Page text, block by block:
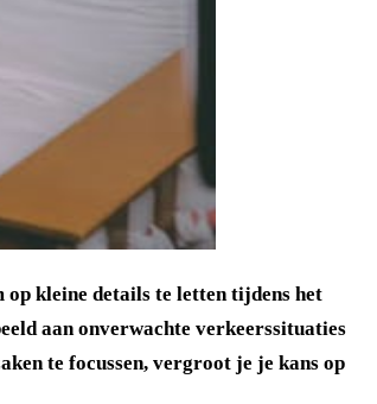
op kleine details te letten tijdens het
aan onverwachte verkeerssituaties
te focussen, vergroot je je kans op